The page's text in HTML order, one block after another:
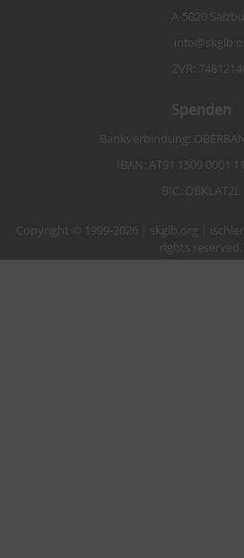
A-5020
ZVR:
Spenden
Bankverbindung:
IBAN: AT91 1509 0001
BIC: OBKLAT2L
Copyright © 1999-2026 | skglb.org |
rights reserved.